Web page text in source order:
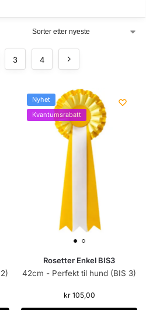
3 4
Nyhet
Kvantumsrabatt
Rosetter Enkel BIS3
42cm - Perfekt til hund (BIS 3)
kr105,00